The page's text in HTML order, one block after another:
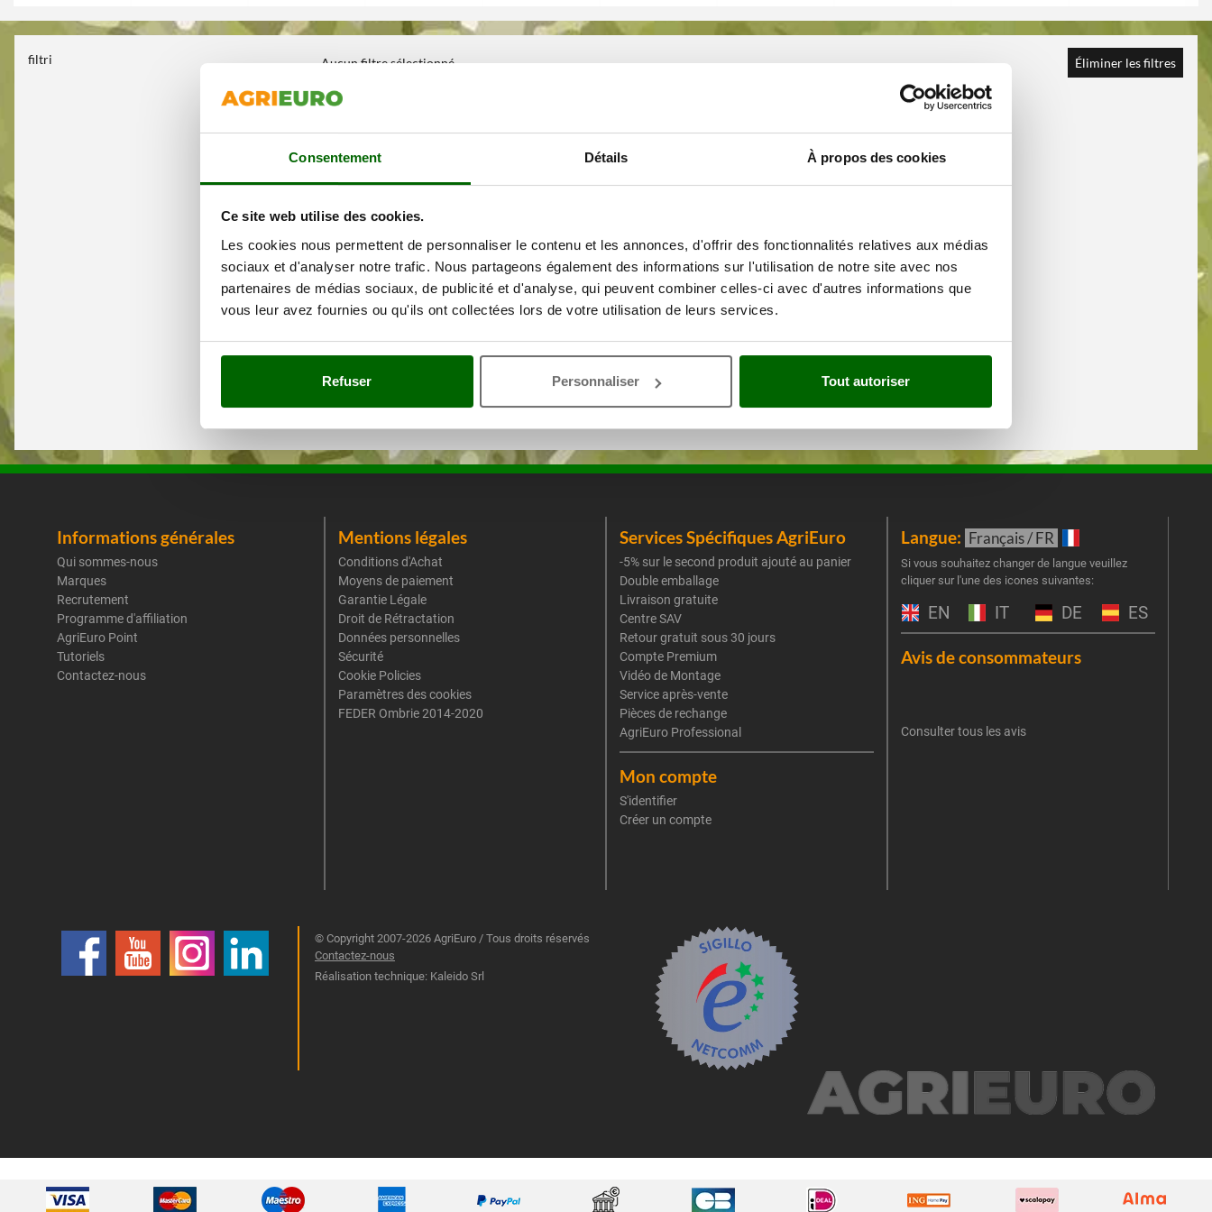
Consentement Détails À propos des cookies
Ce site web utilise des cookies.
Les cookies nous permettent de personnaliser le contenu et les annonces, d'offrir des fonctionnalités relatives aux médias
sociaux et d'analyser notre trafic. Nous partageons également des informations sur l'utilisation de notre site avec nos
partenaires de médias sociaux, de publicité et d'analyse, qui peuvent combiner celles-ci avec d'autres informations que
vous leur avez fournies ou qu'ils ont collectées lors de votre utilisation de leurs services.
Refuser Personnaliser Tout autoriser
filtri Aucun filtre sélectionné Éliminer les filtres
Informations générales
Qui sommes-nous
Marques
Recrutement
Programme d'affiliation
AgriEuro Point
Tutoriels
Contactez-nous
Mentions légales
Conditions d'Achat
Moyens de paiement
Garantie Légale
Droit de Rétractation
Données personnelles
Sécurité
Cookie Policies
Paramètres des cookies
FEDER Ombrie 2014-2020
Services Spécifiques AgriEuro
-5% sur le second produit ajouté au panier
Double emballage
Livraison gratuite
Centre SAV
Retour gratuit sous 30 jours
Compte Premium
Vidéo de Montage
Service après-vente
Pièces de rechange
AgriEuro Professional
Mon compte
S'identifier
Créer un compte
Langue: Français / FR
Si vous souhaitez changer de langue veuillez
cliquer sur l'une des icones suivantes:
EN IT DE ES
Avis de consommateurs
Consulter tous les avis
© Copyright 2007-2026 AgriEuro / Tous droits réservés
Contactez-nous
Réalisation technique: Kaleido Srl